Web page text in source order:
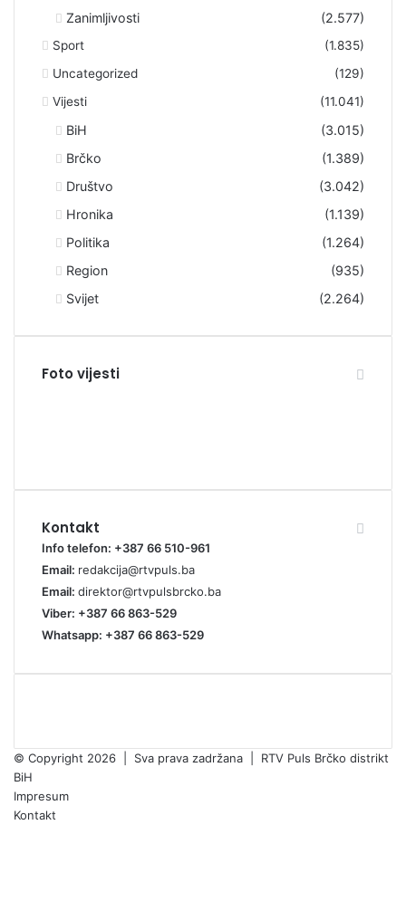
Zanimljivosti
(2.577)
Sport
(1.835)
Uncategorized
(129)
Vijesti
(11.041)
BiH
(3.015)
Brčko
(1.389)
Društvo
(3.042)
Hronika
(1.139)
Politika
(1.264)
Region
(935)
Svijet
(2.264)
Foto vijesti
Kontakt
Info telefon: +387 66 510-961
Email: redakcija@rtvpuls.ba
Email: direktor@rtvpulsbrcko.ba
Viber: +387 66 863-529
Whatsapp: +387 66 863-529
© Copyright 2026 | Sva prava zadržana | RTV Puls Brčko distrikt
BiH
Impresum
Kontakt